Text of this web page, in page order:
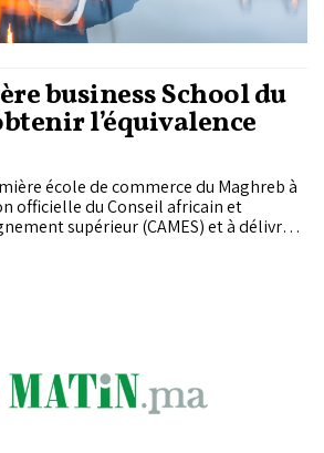
business School du
l’équivalence
école de commerce du Maghreb à
officielle du Conseil africain et
supérieur (CAMES) et à délivrer